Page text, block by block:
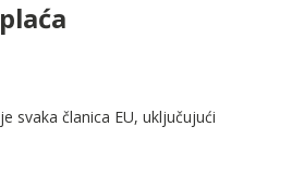
svaka članica EU, uključujući